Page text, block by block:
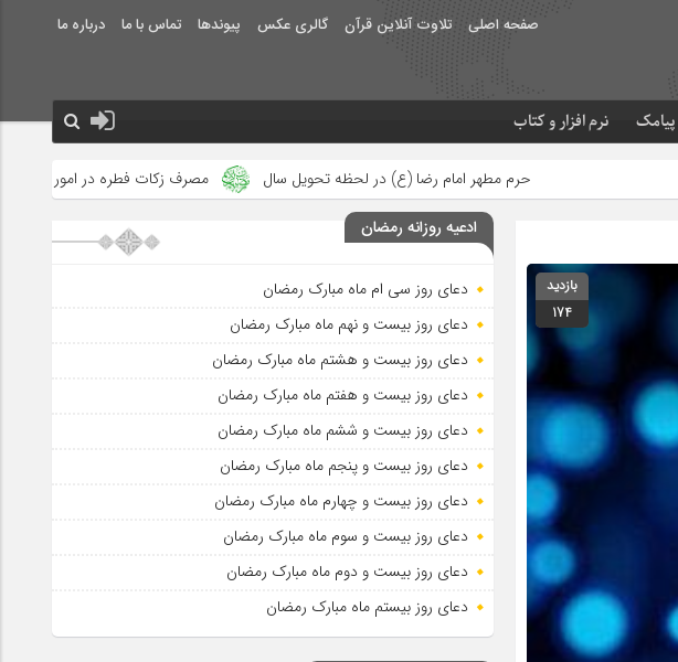
صفحه اصلی تلاوت آنلاین قرآن گالری عکس پیوندها تماس با ما درباره ما
پیامک نرم افزار و کتاب
حرم مطهر امام رضا (ع) در لحظه تحویل سال مصرف زکات فطره در امور فرهنگی جلوه‌های بزرگ
بازدید
174
ادعیه روزانه رمضان
دعای روز سی ام ماه مبارک رمضان
دعای روز بیست و نهم ماه مبارک رمضان
دعای روز بیست و هشتم ماه مبارک رمضان
دعای روز بیست و هفتم ماه مبارک رمضان
دعای روز بیست و ششم ماه مبارک رمضان
دعای روز بیست و پنجم ماه مبارک رمضان
دعای روز بیست و چهارم ماه مبارک رمضان
دعای روز بیست و سوم ماه مبارک رمضان
دعای روز بیست و دوم ماه مبارک رمضان
دعای روز بیستم ماه مبارک رمضان